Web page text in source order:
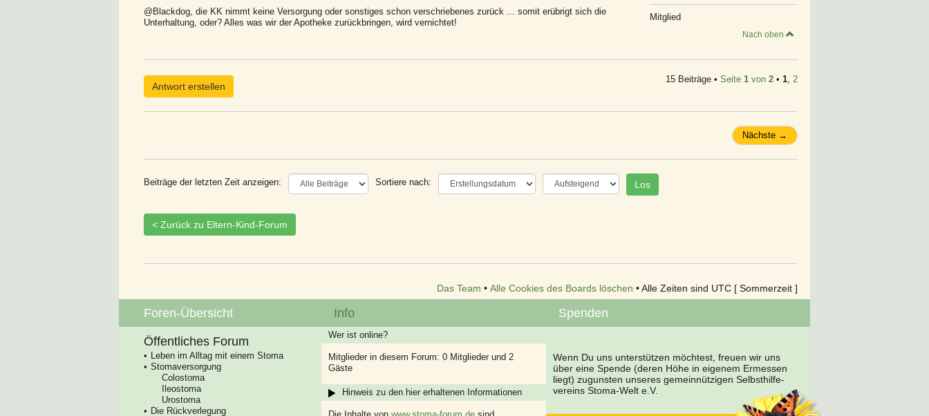
@Blackdog, die KK nimmt keine Versorgung oder sonstiges schon verschriebenes zurück ... somit erübrigt sich die
Unterhaltung, oder? Alles was wir der Apotheke zurückbringen, wird vernichtet!
Mitglied
Nach oben
Antwort erstellen
15 Beiträge • Seite 1 von 2 • 1 2
Nächste →
Beiträge der letzten Zeit anzeigen: Sortiere nach:
< Zurück zu Eltern-Kind-Forum
Das Team • Alle Cookies des Boards löschen • Alle Zeiten sind UTC [ Sommerzeit ]
Foren-Übersicht
Öffentliches Forum
Leben im Alltag mit einem Stoma
Stomaversorgung
Colostoma
Ileostoma
Urostoma
Die Rückverlegung
Info
Wer ist online?
Mitglieder in diesem Forum: 0 Mitglieder und 2
Gäste
Hinweis zu den hier erhaltenen Informationen
Spenden
Wenn Du uns unterstützen möchtest, freuen wir uns
über eine Spende (deren Höhe in eigenem Ermessen
liegt) zugunsten unseres gemeinnützigen Selbsthilfe-
vereins Stoma-Welt e.V.